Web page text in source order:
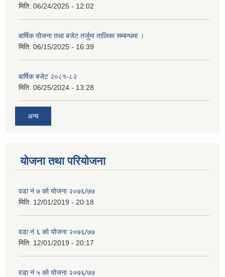
मिति: 06/24/2025 - 12:02
बार्षिक योजना तथा बजेट तर्जुमा तालिका सम्बन्धमा ।
मिति: 06/15/2025 - 16:39
बार्षिक बजेट २०८१-८२
मिति: 06/25/2024 - 13:28
अन्य
योजना तथा परियोजना
वडा नं ७ को योजना २०७६/७७
मिति: 12/01/2019 - 20:18
वडा नं ६ को योजना २०७६/७७
मिति: 12/01/2019 - 20:17
वडा नं ५ को योजना २०७६/७७